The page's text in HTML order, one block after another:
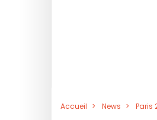
Accueil News Paris